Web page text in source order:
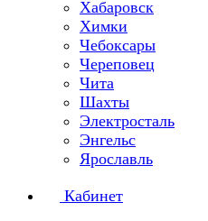
Хабаровск
Химки
Чебоксары
Череповец
Чита
Шахты
Электросталь
Энгельс
Ярославль
Кабинет